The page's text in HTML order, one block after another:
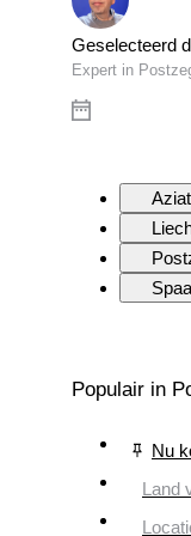
Geselecteerd
Expert in
Populair in
Nu
Land